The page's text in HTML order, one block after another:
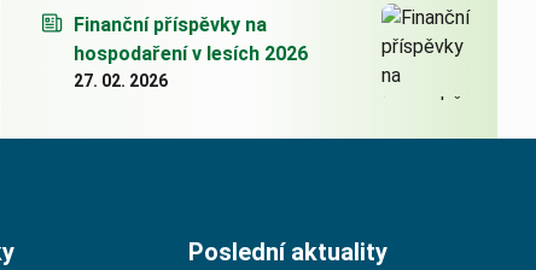
Finanční příspěvky na
hospodaření v lesích 2026
27. 02. 2026
Poslední aktuality